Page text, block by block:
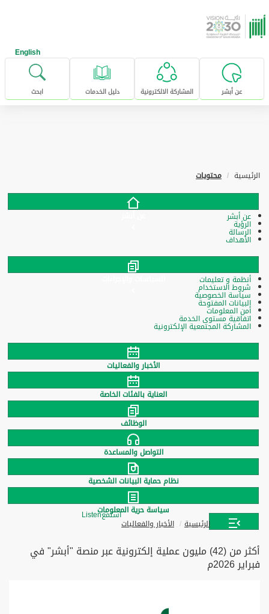
تخطى للإنتقال إلى المحتوى الرئيسي
English
عن أبشر المشاركة الالكترونية دليل الخدمات ابحث
الرئيسية محتويات
عن أبشر
الرؤية
الرسالة
الأهداف
أنظمة و تعليمات
شروط الاستخدام
سياسة الخصوصية
البيانات المفتوحة
أمن المعلومات
اتفاقية مستوى الخدمة
المشاركة المجتمعية الإلكترونية
الأخبار والفعاليات
العناية بالفئات الخاصة
الوظائف
التواصل والمساعدة
نظام حماية البيانات الشخصية
سياسة حرية المعلومات
الرئيسية
الأخبار والفعاليات
استمعListen
أكثر من (42) مليون عملية إلكترونية عبر منصة "أبشر" في
فبراير 2026م